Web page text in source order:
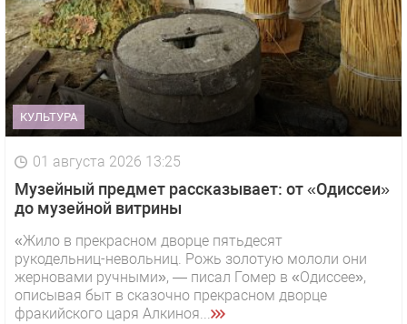
КУЛЬТУРА
01 августа 2026 13:25
Музейный предмет рассказывает: от «Одиссеи»
до музейной витрины
«Жило в прекрасном дворце пятьдесят
рукодельниц-невольниц. Рожь золотую мололи они
жерновами ручными», — писал Гомер в «Одиссее»,
описывая быт в сказочно прекрасном дворце
фракийского царя Алкиноя...